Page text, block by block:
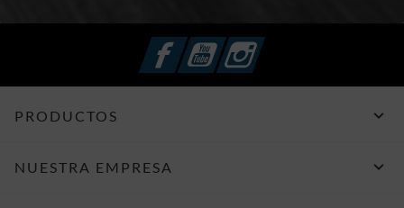
FacebookYouTubeInstagram
PRODUCTOS 
NUESTRA EMPRESA 